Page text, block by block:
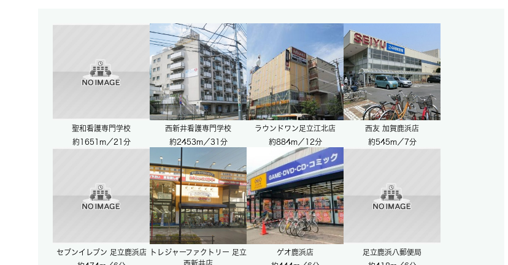
聖和看護専門学校
約1651m／21分
西新井看護専門学校
約2453m／31分
ラウンドワン足立江北店
約884m／12分
西友 加賀鹿浜店
約545m／7分
セブンイレブン 足立鹿浜店
トレジャーファクトリー 足立
西新井店
ゲオ鹿浜店
足立鹿浜八郵便局